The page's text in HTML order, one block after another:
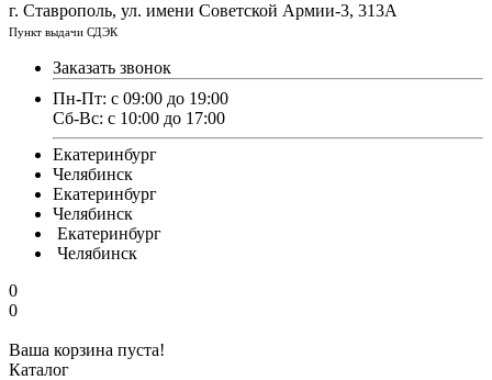
г. Ставрополь, ул. имени Советской Армии-3, 313А
Пункт выдачи СДЭК
Заказать звонок
Пн-Пт: с 09:00 до 19:00
Сб-Вс: с 10:00 до 17:00
Екатеринбург
Челябинск
Екатеринбург
Челябинск
Екатеринбург
Челябинск
0
0
Ваша корзина пуста!
Каталог